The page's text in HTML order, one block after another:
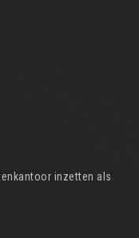
inzetten als